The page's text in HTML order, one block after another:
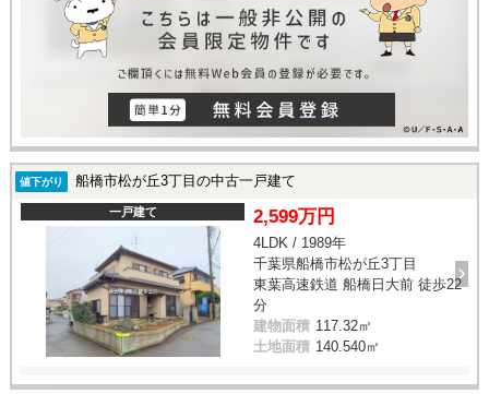
値下がり 船橋市松が丘3丁目の中古一戸建て
一戸建て 2,599万円
4LDK / 1989年
千葉県船橋市松が丘3丁目
東葉高速鉄道 船橋日大前 徒歩22
分
建物面積 117.32㎡
土地面積 140.540㎡